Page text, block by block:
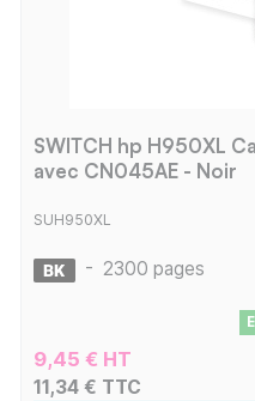
SWITCH hp H950XL
avec CN045AE - Noir
SUH950XL
- 2300 pages
9,45 € HT
11,34 € TTC